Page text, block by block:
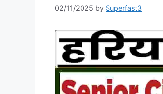
02/11/2025 by Superfast3